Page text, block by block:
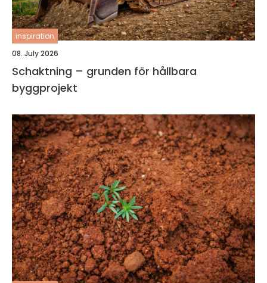
inspiration
08. July 2026
Schaktning – grunden för hållbara
byggprojekt